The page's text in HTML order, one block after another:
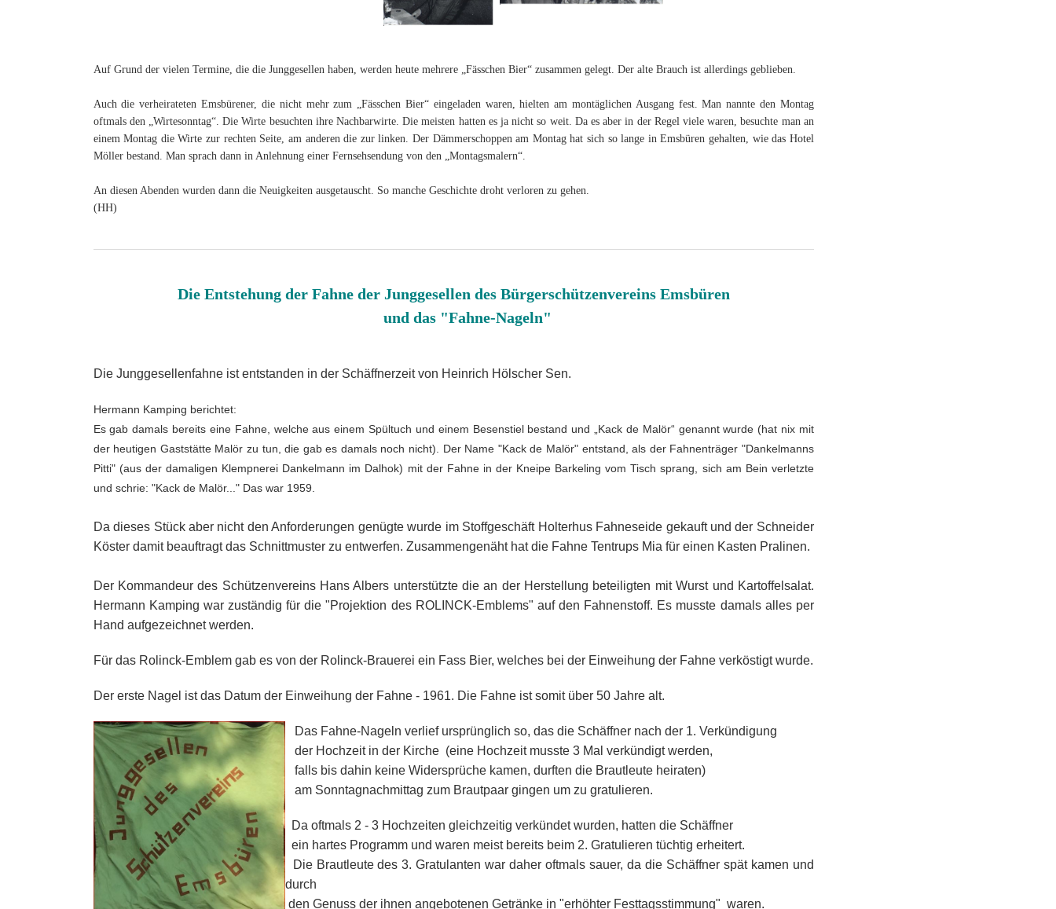
Auf Grund der vielen Termine, die die Junggesellen haben, werden heute mehrere „Fässchen Bier“ zusammen gelegt. Der alte Brauch ist allerdings geblieben.
Auch die verheirateten Emsbürener, die nicht mehr zum „Fässchen Bier“ eingeladen waren, hielten am montäglichen Ausgang fest. Man nannte den Montag
oftmals den „Wirtesonntag“. Die Wirte besuchten ihre Nachbarwirte. Die meisten hatten es ja nicht so weit. Da es aber in der Regel viele waren, besuchte man an
einem Montag die Wirte zur rechten Seite, am anderen die zur linken. Der Dämmerschoppen am Montag hat sich so lange in Emsbüren gehalten, wie das Hotel
Möller bestand. Man sprach dann in Anlehnung einer Fernsehsendung von den „Montagsmalern“.
An diesen Abenden wurden dann die Neuigkeiten ausgetauscht. So manche Geschichte droht verloren zu gehen.
(HH)
Die Entstehung der Fahne der Junggesellen des Bürgerschützenvereins Emsbüren
und das "Fahne-Nageln"
Die Junggesellenfahne ist entstanden in der Schäffnerzeit von Heinrich Hölscher Sen.
Hermann Kamping berichtet:
Es gab damals bereits eine Fahne, welche aus einem Spültuch und einem Besenstiel bestand und „Kack de Malör“ genannt wurde (hat nix mit
der heutigen Gaststätte Malör zu tun, die gab es damals noch nicht). Der Name "Kack de Malör" entstand, als der Fahnenträger "Dankelmanns
Pitti" (aus der damaligen Klempnerei Dankelmann im Dalhok) mit der Fahne in der Kneipe Barkeling vom Tisch sprang, sich am Bein verletzte
und schrie: "Kack de Malör..." Das war 1959.
Da dieses Stück aber nicht den Anforderungen genügte wurde im Stoffgeschäft Holterhus Fahneseide gekauft und der Schneider
Köster damit beauftragt das Schnittmuster zu entwerfen. Zusammengenäht hat die Fahne Tentrups Mia für einen Kasten Pralinen.
Der Kommandeur des Schützenvereins Hans Albers unterstützte die an der Herstellung beteiligten mit Wurst und Kartoffelsalat.
Hermann Kamping war zuständig für die "Projektion des ROLINCK-Emblems" auf den Fahnenstoff. Es musste damals alles per
Hand aufgezeichnet werden.
Für das Rolinck-Emblem gab es von der Rolinck-Brauerei ein Fass Bier, welches bei der Einweihung der Fahne verköstigt wurde.
Der erste Nagel ist das Datum der Einweihung der Fahne - 1961. Die Fahne ist somit über 50 Jahre alt.
Das Fahne-Nageln verlief ursprünglich so, das die Schäffner nach der 1. Verkündigung
der Hochzeit in der Kirche (eine Hochzeit musste 3 Mal verkündigt werden,
falls bis dahin keine Widersprüche kamen, durften die Brautleute heiraten)
am Sonntagnachmittag zum Brautpaar gingen um zu gratulieren.
Da oftmals 2 - 3 Hochzeiten gleichzeitig verkündet wurden, hatten die Schäffner
ein hartes Programm und waren meist bereits beim 2. Gratulieren tüchtig erheitert.
Die Brautleute des 3. Gratulanten war daher oftmals sauer, da die Schäffner spät kamen und
durch
den Genuss der ihnen angebotenen Getränke in "erhöhter Festtagsstimmung" waren.